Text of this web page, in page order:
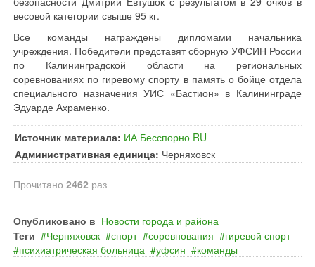
весовой категории свыше 95 кг.
Все команды награждены дипломами начальника
учреждения. Победители представят сборную УФСИН России
по Калининградской области на региональных
соревнованиях по гиревому спорту в память о бойце отдела
специального назначения УИС «Бастион» в Калининграде
Эдуарде Ахраменко.
Источник материала: ИА Бесспорно RU
Административная единица: Черняховск
Прочитано 2462 раз
Опубликовано в Новости города и района
Теги
Черняховск спорт соревнования
гиревой спорт
психиатрическая больница
уфсин команды